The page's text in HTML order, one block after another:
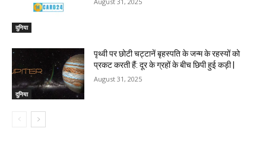
दुनिया
दुनिया
पृथ्वी पर छोटी चट्टानें बृहस्पति के जन्म के रहस्यों को
प्रकट करती हैं: दूर के ग्रहों के बीच छिपी हुई कड़ी |
August 31, 2025